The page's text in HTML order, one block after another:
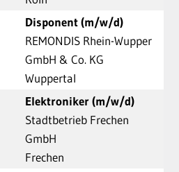
Disponent (m/w/d)
REMONDIS Rhein-Wupper
GmbH & Co. KG
Wuppertal
Elektroniker (m/w/d)
Stadtbetrieb Frechen
GmbH
Frechen